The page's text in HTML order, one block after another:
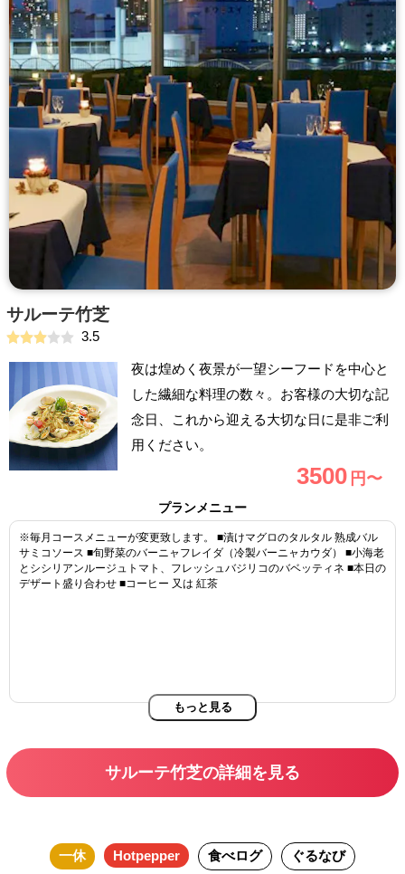
サルーテ竹芝
3.5
夜は煌めく夜景が一望シーフードを中心と
した繊細な料理の数々。お客様の大切な記
念日、これから迎える大切な日に是非ご利
用ください。
3500 円〜
プランメニュー
※毎月コースメニューが変更致します。 ■漬けマグロのタルタル 熟成バル
サミコソース ■旬野菜のバーニャフレイダ（冷製バーニャカウダ） ■小海老
とシシリアンルージュトマト、フレッシュバジリコのバベッティネ ■本日の
デザート盛り合わせ ■コーヒー 又は 紅茶
もっと見る
サルーテ竹芝の詳細を見る
一休 Hotpepper 食べログ ぐるなび